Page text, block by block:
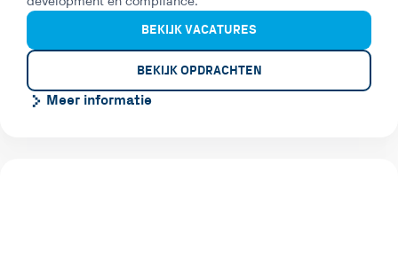
BEKIJK VACATURES
BEKIJK OPDRACHTEN
Meer informatie